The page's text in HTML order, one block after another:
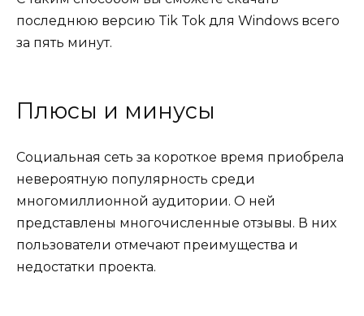
последнюю версию Tik Tok для Windows всего
за пять минут.
Плюсы и минусы
Социальная сеть за короткое время приобрела
невероятную популярность среди
многомиллионной аудитории. О ней
представлены многочисленные отзывы. В них
пользователи отмечают преимущества и
недостатки проекта.